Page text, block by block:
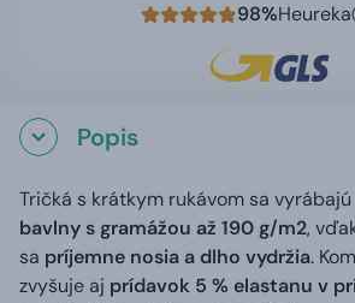
98%Heureka
Popis
Tričká s krátkym rukávom sa
bavlny s gramážou až 190 g/m2,
sa príjemne nosia a dlho vydržia.
zvyšuje aj prídavok 5 % elastanu v